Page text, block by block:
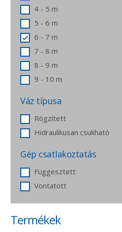
4 - 5 m
5 - 6 m
6 - 7 m
7 - 8 m
8 - 9 m
9 - 10 m
Váz típusa
Rögzített
Hidraulikusan csukható
Gép csatlakoztatás
Függesztett
Vontatott
Termékek